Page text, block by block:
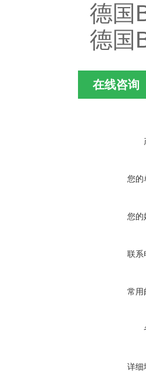
德国
德国
在线咨询
您的
您的
联系
常用
详细